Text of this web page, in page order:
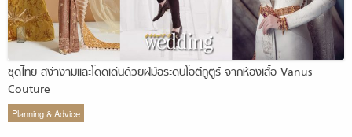
ชุดไทย สง่างามและโดดเด่นด้วยฝีมือระดับโอต์กูตูร์ จากห้องเสื้อ Vanus
Couture
Planning & Advice